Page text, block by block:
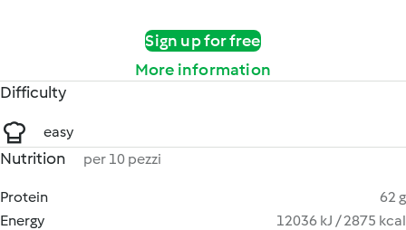
Sign up for free
More information
Difficulty
easy
Nutrition per 10 pezzi
Protein
62 g
Energy
12036 kJ / 2875 kcal